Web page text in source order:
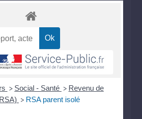
> Social - Santé > Revenu de
> RSA parent isolé